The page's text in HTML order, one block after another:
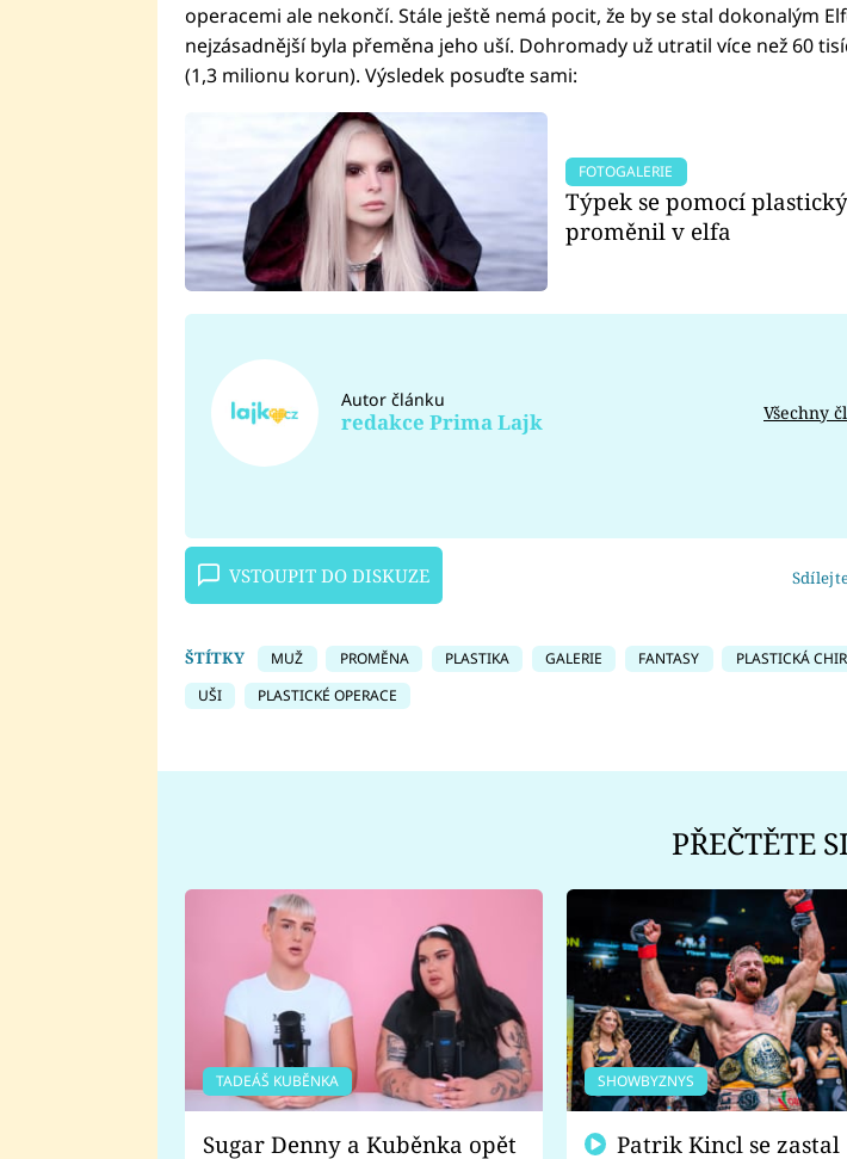
operacemi ale nekončí. Stále ještě nemá pocit, že by se stal dokonalým
nejzásadnější byla přeměna jeho uší. Dohromady už utratil více než 60
(1,3 milionu korun). Výsledek posuďte sami:
FOTOGALERIE
Týpek se pomocí
proměnil v elfa
Autor článku
redakce Prima Lajk Všechny
VSTOUPIT DO DISKUZE
ŠTÍTKY MUŽ PROMĚNA PLASTIKA GALERIE FANTASY PLASTICKÁ
UŠI
PLASTICKÉ OPERACE
PŘEČTĚTE
TADEÁŠ KUBĚNKA
Sugar Denny a Kuběnka opět
SHOWBYZNYS